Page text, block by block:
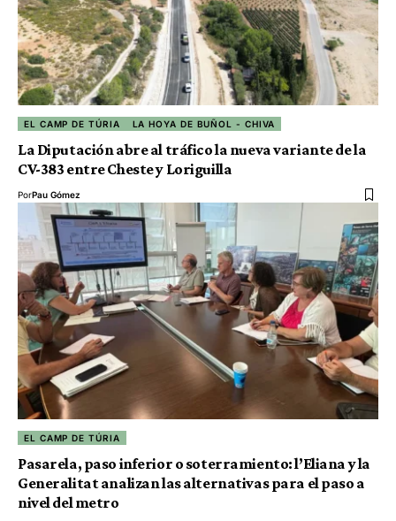
EL CAMP DE TÚRIA LA HOYA DE BUÑOL - CHIVA
La Diputación abre al tráfico la nueva variante de la
CV-383 entre Cheste y Loriguilla
PorPau Gómez
EL CAMP DE TÚRIA
Pasarela, paso inferior o soterramiento: l’Eliana y la
Generalitat analizan las alternativas para el paso a
nivel del metro